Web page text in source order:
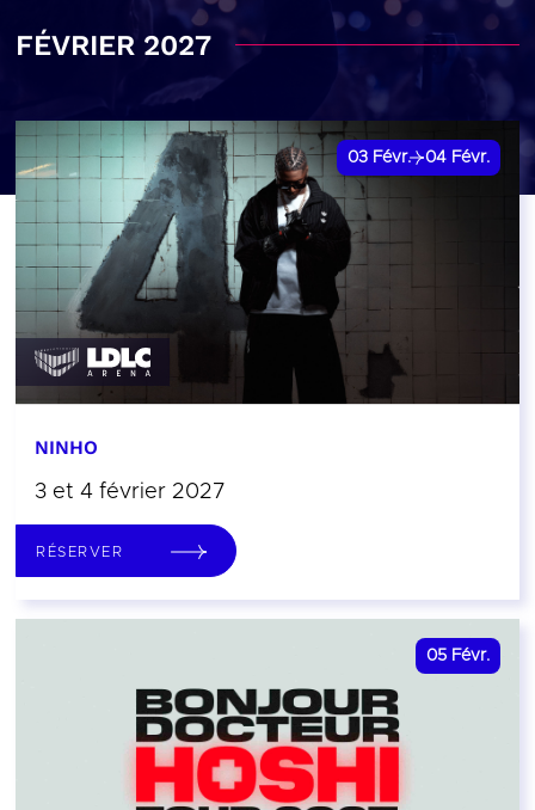
FÉVRIER 2027
03 Févr. 04 Févr.
NINHO
3 et 4 février 2027
RÉSERVER
05 Févr.